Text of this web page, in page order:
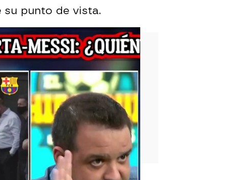
su punto de vista.